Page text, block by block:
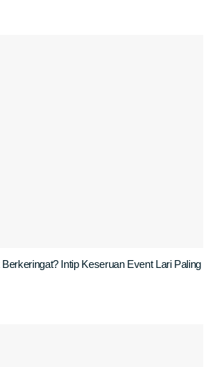
Intip Keseruan Event Lari Paling